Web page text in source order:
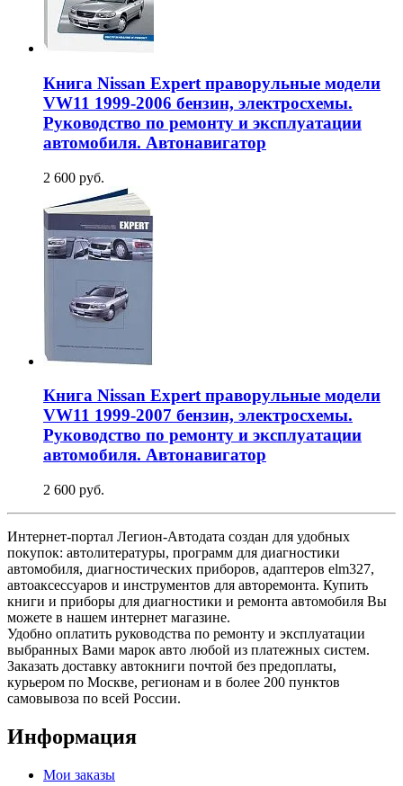
Книга Nissan Expert праворульные модели
VW11 1999-2006 бензин, электросхемы.
Руководство по ремонту и эксплуатации
автомобиля. Автонавигатор
2 600 руб.
Книга Nissan Expert праворульные модели
VW11 1999-2007 бензин, электросхемы.
Руководство по ремонту и эксплуатации
автомобиля. Автонавигатор
2 600 руб.
Интернет-портал Легион-Автодата создан для удобных
покупок: автолитературы, программ для диагностики
автомобиля, диагностических приборов, адаптеров elm327,
автоаксессуаров и инструментов для авторемонта. Купить
книги и приборы для диагностики и ремонта автомобиля Вы
можете в нашем интернет магазине.
Удобно оплатить руководства по ремонту и эксплуатации
выбранных Вами марок авто любой из платежных систем.
Заказать доставку автокниги почтой без предоплаты,
курьером по Москве, регионам и в более 200 пунктов
самовывоза по всей России.
Информация
Мои заказы